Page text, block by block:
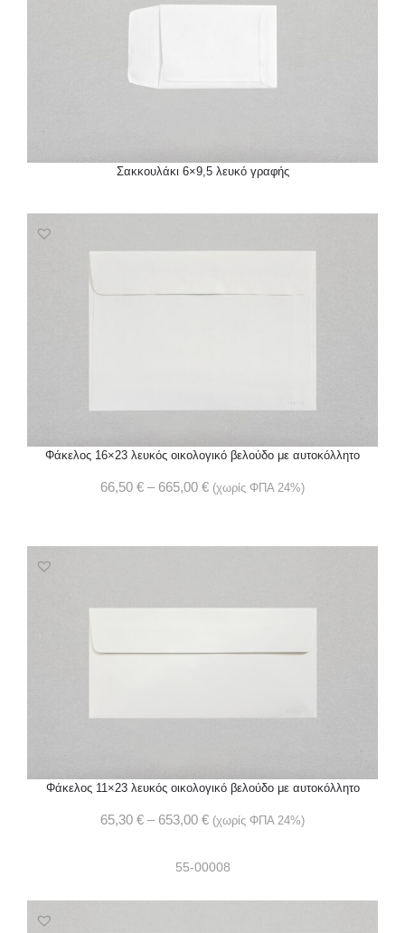
Σακκουλάκι 6×9,5 λευκό γραφής
Φάκελος 16×23 λευκός οικολογικό βελούδο με αυτοκόλλητο
66,50 € – 665,00 € (χωρίς ΦΠΑ 24%)
Φάκελος 11×23 λευκός οικολογικό βελούδο με αυτοκόλλητο
65,30 € – 653,00 € (χωρίς ΦΠΑ 24%)
55-00008